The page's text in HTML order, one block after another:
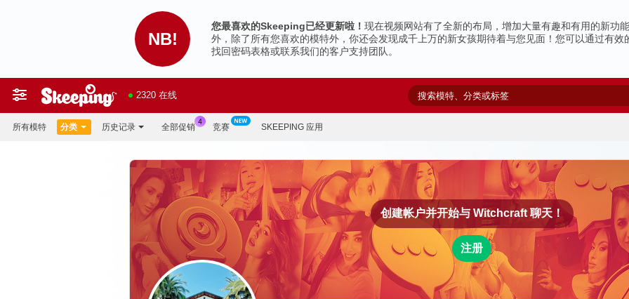
NB!
您最喜欢的Skeeping已经更新啦！ 现在视频网站有了全新的布局，增加大量有趣和有用的新功
外，除了所有您喜欢的模特外，你还会发现成千上万的新女孩期待着与您见面！ 您可以通过有效
找回密码表格或联系我们的客户支持团队。
2320 在线
所有模特 分类 历史记录 全部促销 竞赛 SKEEPING 应用
创建帐户并开始与 Witchcraft聊天！
注册